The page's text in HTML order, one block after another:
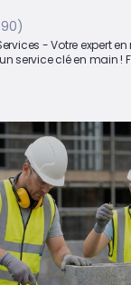
- Votre expert
service clé en main !